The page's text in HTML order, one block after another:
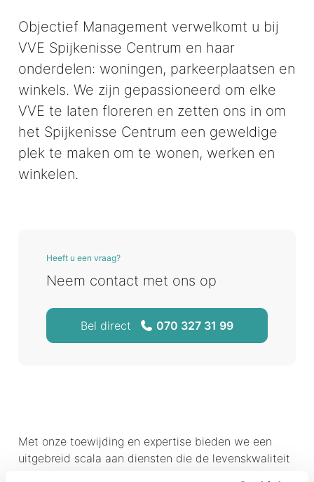
Objectief Management verwelkomt u bij
VVE Spijkenisse Centrum en haar
onderdelen: woningen, parkeerplaatsen en
winkels. We zijn gepassioneerd om elke
VVE te laten floreren en zetten ons in om
het Spijkenisse Centrum een geweldige
plek te maken om te wonen, werken en
winkelen.
Heeft u een vraag?
Neem contact met ons op
Bel direct 070 327 31 99
Met onze toewijding en expertise bieden we een
uitgebreid scala aan diensten die de levenskwaliteit